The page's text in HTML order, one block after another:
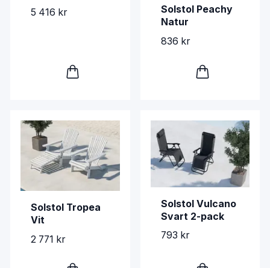
5 416 kr
Solstol Peachy
Natur
836 kr
Solstol Tropea
Vit
2 771 kr
Solstol Vulcano
Svart 2-pack
793 kr